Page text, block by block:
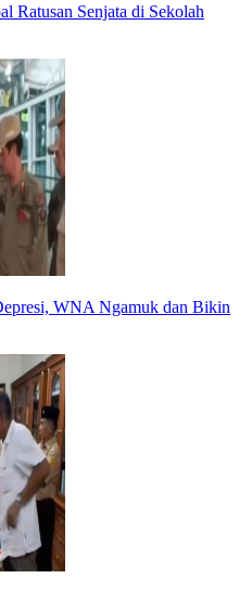
Ratusan Senjata di Sekolah
WNA Ngamuk dan Bikin